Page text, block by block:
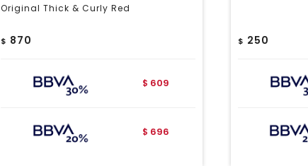
Original Thick & Curly Red
$ 870
$ 609
$ 696
$ 250